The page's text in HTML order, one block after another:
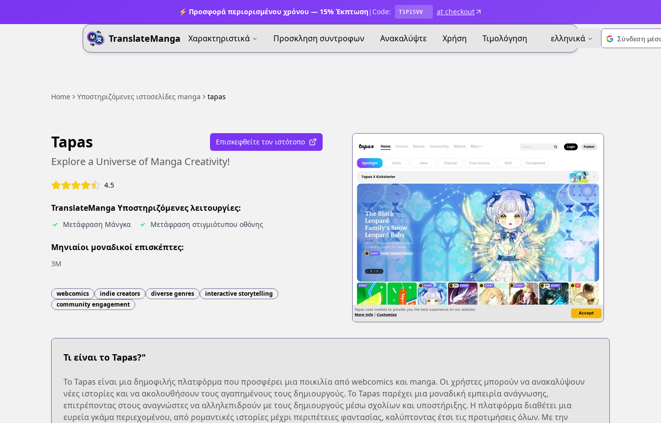
⚡ Προσφορά περιορισμένου χρόνου — 15% Έκπτωση| Code: T1P15VV at checkout
TranslateManga Χαρακτηριστικά Προσκληση συντροφων Ανακαλύψτε Χρήση Τιμολόγηση ελληνικά
Home Υποστηριζόμενες ιστοσελίδες manga tapas
Tapas Επισκεφθείτε τον ιστότοπο
Explore a Universe of Manga Creativity!
4.5
TranslateManga Υποστηριζόμενες λειτουργίες:
Μετάφραση Μάνγκα Μετάφραση στιγμιότυπου οθόνης
Μηνιαίοι μοναδικοί επισκέπτες:
3M
webcomics indie creators diverse genres
interactive storytelling
community engagement
Τι είναι το Tapas?"
Το Tapas είναι μια δημοφιλής πλατφόρμα που προσφέρει μια ποικιλία από webcomics και manga. Οι χρήστες μπορούν να ανακαλύψουν
νέες ιστορίες και να ακολουθήσουν τους αγαπημένους τους δημιουργούς. Το Tapas παρέχει μια μοναδική εμπειρία ανάγνωσης,
επιτρέποντας στους αναγνώστες να αλληλεπιδρούν με τους δημιουργούς μέσω σχολίων και υποστήριξης. Η πλατφόρμα διαθέτει μια
ευρεία γκάμα περιεχομένου, από ρομαντικές ιστορίες μέχρι περιπέτειες φαντασίας, καλύπτοντας έτσι τις προτιμήσεις όλων. Με την